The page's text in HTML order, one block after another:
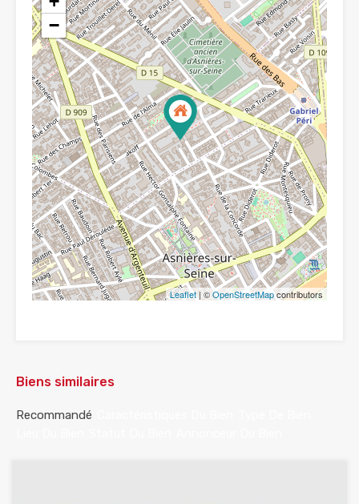
−
Leaflet| ©OpenStreetMapcontributors
Biens similaires
Recommandé